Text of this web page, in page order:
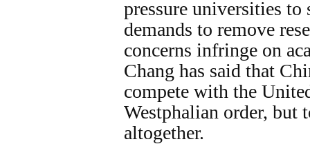
pressure universities
demands to remove
concerns infringe on
Chang has said that
compete with the
Westphalian order, but
altogether.